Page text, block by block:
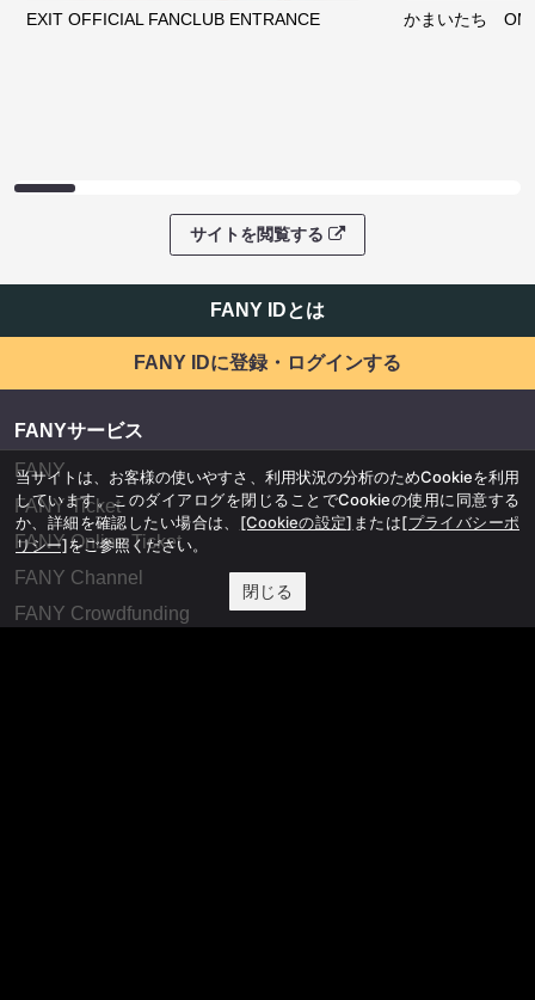
EXIT OFFICIAL FANCLUB ENTRANCE かまいたち
サイトを閲覧する
FANY IDとは
FANY IDに登録・ログインする
FANYサービス
FANY
FANY Ticket
FANY Online Ticket
FANY Channel
FANY Crowdfunding
当サイトは、お客様の使いやすさ、利用状況の分析のためCookieを利用
しています。このダイアログを閉じることでCookieの使用に同意する
か、詳細を確認したい場合は、 [Cookieの設定] または[プライバシーポ
リシー]をご参照ください。
閉じる